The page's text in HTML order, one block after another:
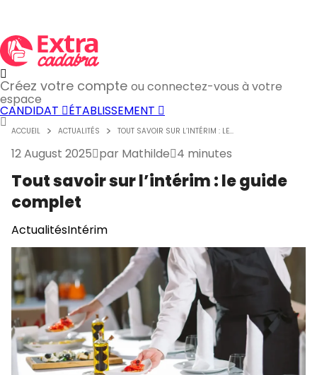
Créez votre compte ou connectez-vous à votre
espace
CANDIDAT ÉTABLISSEMENT
ACCUEIL ACTUALITÉS TOUT SAVOIR SUR L’INTÉRIM : LE...
12 August 2025 par Mathilde 4 minutes
Tout savoir sur l’intérim : le guide
complet
ActualitésIntérim